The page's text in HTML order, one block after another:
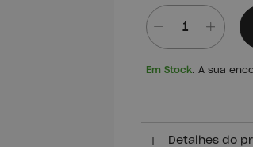
Em Stock. A sua
Detalhes do